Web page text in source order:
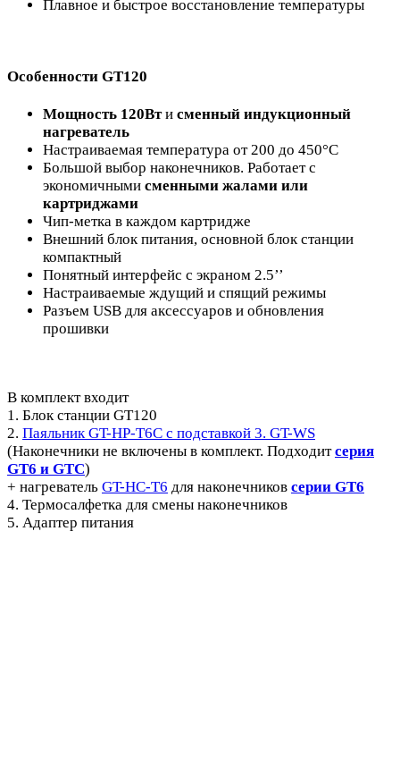
Плавное и быстрое восстановление температуры
Особенности GT120
Мощность 120Вти сменный индукционный
нагреватель
Настраиваемая температура от 200 до 450°С
Большой выбор наконечников. Работает с
экономичными сменными жалами или
картриджами
Чип-метка в каждом картридже
Внешний блок питания, основной блок станции
компактный
Понятный интерфейс с экраном 2.5’’
Настраиваемые ждущий и спящий режимы
Разъем USB для аксессуаров и обновления
прошивки
В комплект входит
1. Блок станции GT120
2. Паяльник GT-HP-T6C с подставкой 3. GT-WS
(Наконечники не включены в комплект. Подходит серия
GT6 и GTC)
+ нагреватель GT-HC-T6 для наконечников серии GT6
4. Термосалфетка для смены наконечников
5. Адаптер питания